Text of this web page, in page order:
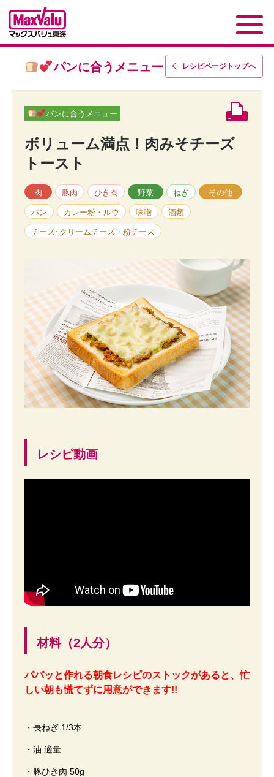
レシピページトップへ
パンに合うメニュー
パンに合うメニュー
ボリューム満点！肉みそチーズ
トースト
肉 豚肉 ひき肉 野菜 ねぎ その他
パン カレー粉・ルウ 味噌 酒類
チーズ･クリームチーズ・粉チーズ
レシピ動画
材料（2人分）
パパッと作れる朝食レシピのストックがあると、忙
しい朝も慌てずに用意ができます!!
・長ねぎ 1/3本
・油 適量
・豚ひき肉 50g